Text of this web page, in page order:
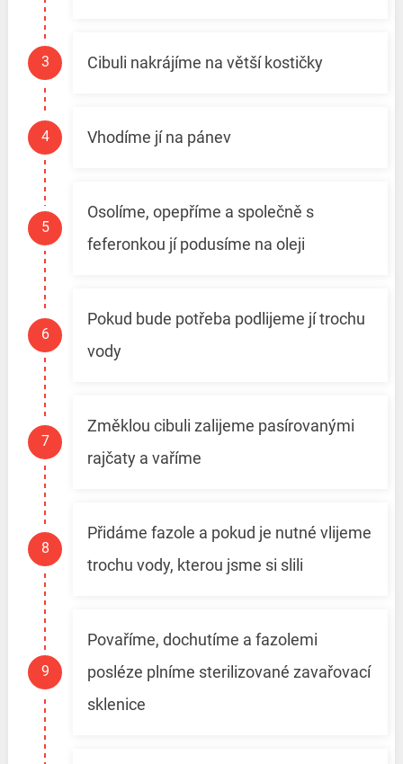
Cibuli nakrájíme na větší kostičky
Vhodíme jí na pánev
Osolíme, opepříme a společně s
feferonkou jí podusíme na oleji
Pokud bude potřeba podlijeme jí trochu
vody
Změklou cibuli zalijeme pasírovanými
rajčaty a vaříme
Přidáme fazole a pokud je nutné vlijeme
trochu vody, kterou jsme si slili
Povaříme, dochutíme a fazolemi
posléze plníme sterilizované zavařovací
sklenice